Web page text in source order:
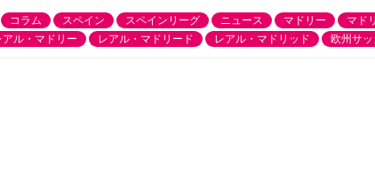
コラム スペイン スペインリーグ ニュース マドリー マド
アル・マドリー レアル・マドリード レアル・マドリッド 欧州サ